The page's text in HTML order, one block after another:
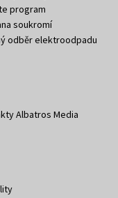
program
soukromí
odběr elektroodpadu
Albatros Media